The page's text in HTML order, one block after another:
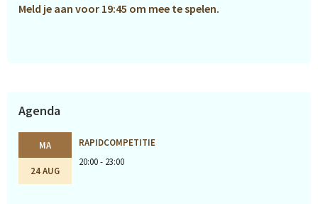
Meld je aan voor 19:45 om mee te spelen.
Agenda
MA
24 AUG
RAPIDCOMPETITIE
20:00 - 23:00